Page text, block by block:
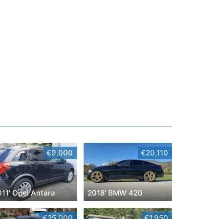
€9,000
Opel Antara
€20,110
2018' BMW 420